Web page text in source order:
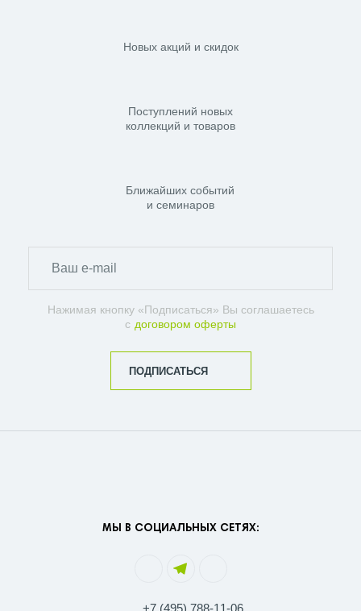
Новых акций и скидок
Поступлений новых
коллекций и товаров
Ближайших событий
и семинаров
Нажимая кнопку «Подписаться» Вы соглашаетесь
с договором оферты
ПОДПИСАТЬСЯ
МЫ В СОЦИАЛЬНЫХ СЕТЯХ:
+7 (495) 788-11-06